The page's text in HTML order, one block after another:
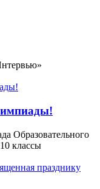
Образовательного
классы